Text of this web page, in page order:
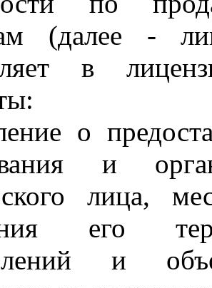
(далее -
в
о
и
лица,
его
и